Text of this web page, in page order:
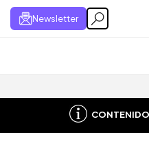
Newsletter